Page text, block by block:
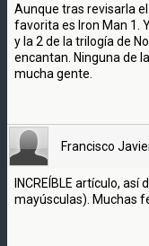
Aunque tras revisarla
favorita es Iron Man 1.
y la 2 de la trilogía de
encantan. Ninguna de
mucha gente.
Francisco
INCREÍBLE artículo, así
mayúsculas). Muchas